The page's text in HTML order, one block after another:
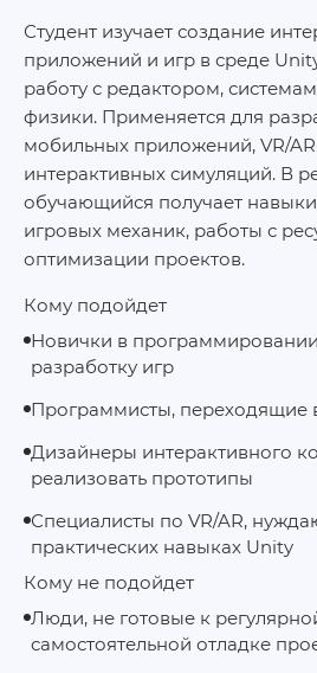
Студент изучает создание
приложений и игр в среде
работу с редактором,
физики. Применяется для
мобильных приложений, VR/
интерактивных симуляций. В
обучающийся получает
игровых механик, работы с
оптимизации проектов.
Кому подойдет
Новички в
разработку игр
Программисты, переходящие
Дизайнеры интерактивного
реализовать прототипы
Специалисты по VR/AR,
практических навыках Unity
Кому не подойдет
Люди, не готовые к
самостоятельной отладке